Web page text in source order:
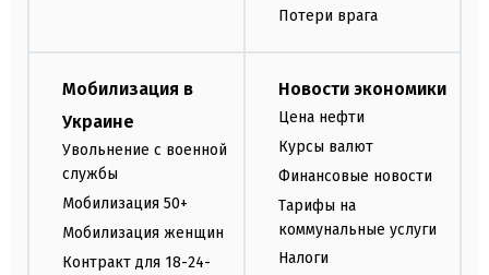
Потери врага
Мобилизация в
Украине
Увольнение с военной
службы
Мобилизация 50+
Мобилизация женщин
Контракт для 18-24-
Новости экономики
Цена нефти
Курсы валют
Финансовые новости
Тарифы на
коммунальные услуги
Налоги